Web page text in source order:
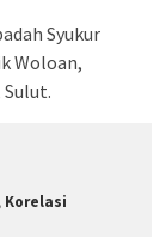
Syukur
Woloan,
Korelasi